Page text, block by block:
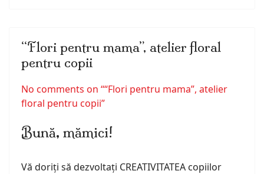
“Flori pentru mama”, atelier floral
pentru copii
No comments on ““Flori pentru mama”, atelier
floral pentru copii”
Bună, mămici!
Vă doriți să dezvoltați CREATIVITATEA copiilor